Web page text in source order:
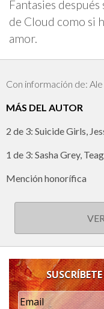
Fantasies
de Cloud como si
amor.
Con información de:
MÁS DEL AUTOR
2 de 3: Suicide Girls,
1 de 3: Sasha Grey,
Mención honorífica